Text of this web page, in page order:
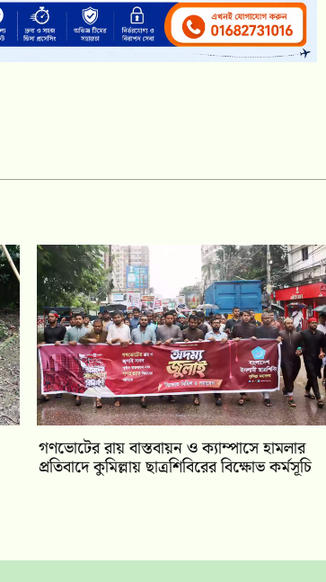
গণভোটের রায় বাস্তবায়ন ও ক্যাম্পাসে হামলার
প্রতিবাদে কুমিল্লায় ছাত্রশিবিরের বিক্ষোভ কর্মসূচি